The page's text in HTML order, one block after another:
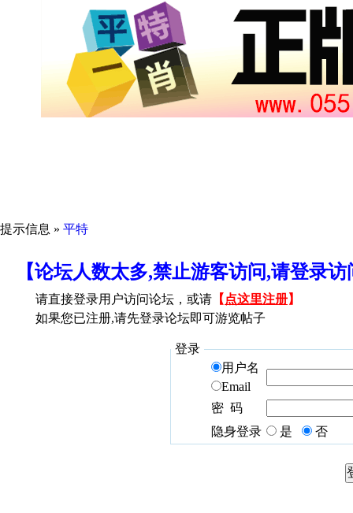
提示信息 » 平特
【论坛人数太多,禁止游客访问,请登录
请直接登录用户访问论坛，或请 【 点这里注册】
如果您已注册,请先登录论坛即可游览帖子
登录
用户名
Email
密 码
隐身登录
是 否